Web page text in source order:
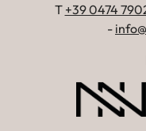
T +39 0474
-